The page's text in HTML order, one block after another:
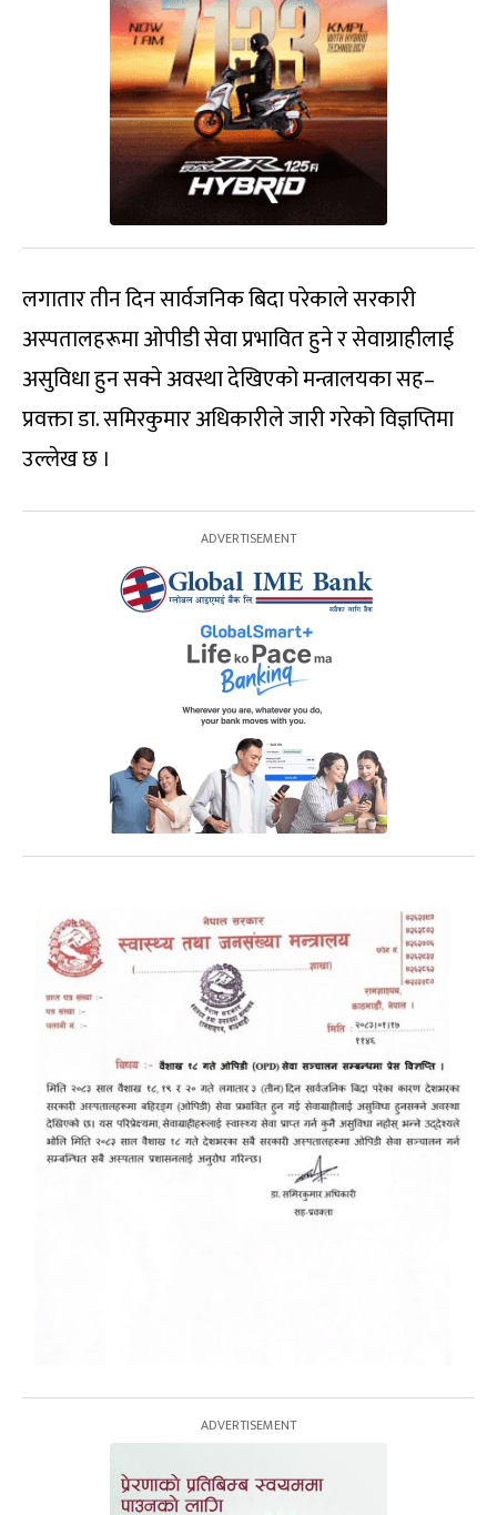
लगातार तीन दिन सार्वजनिक बिदा परेकाले सरकारी
अस्पतालहरूमा ओपीडी सेवा प्रभावित हुने र सेवाग्राहीलाई
असुविधा हुन सक्ने अवस्था देखिएको मन्त्रालयका सह–
प्रवक्ता डा. समिरकुमार अधिकारीले जारी गरेको विज्ञप्तिमा
उल्लेख छ ।